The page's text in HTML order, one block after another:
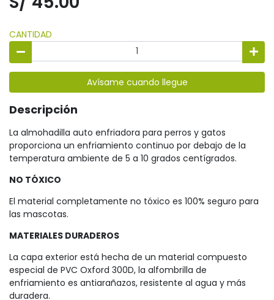
CANTIDAD
Avísame cuando llegue
Descripción
La almohadilla auto enfriadora para perros y gatos
proporciona un enfriamiento continuo por debajo de la
temperatura ambiente de 5 a 10 grados centígrados.
NO TÓXICO
El material completamente no tóxico es 100% seguro para
las mascotas.
MATERIALES DURADEROS
La capa exterior está hecha de un material compuesto
especial de PVC Oxford 300D, la alfombrilla de
enfriamiento es antiarañazos, resistente al agua y más
duradera.